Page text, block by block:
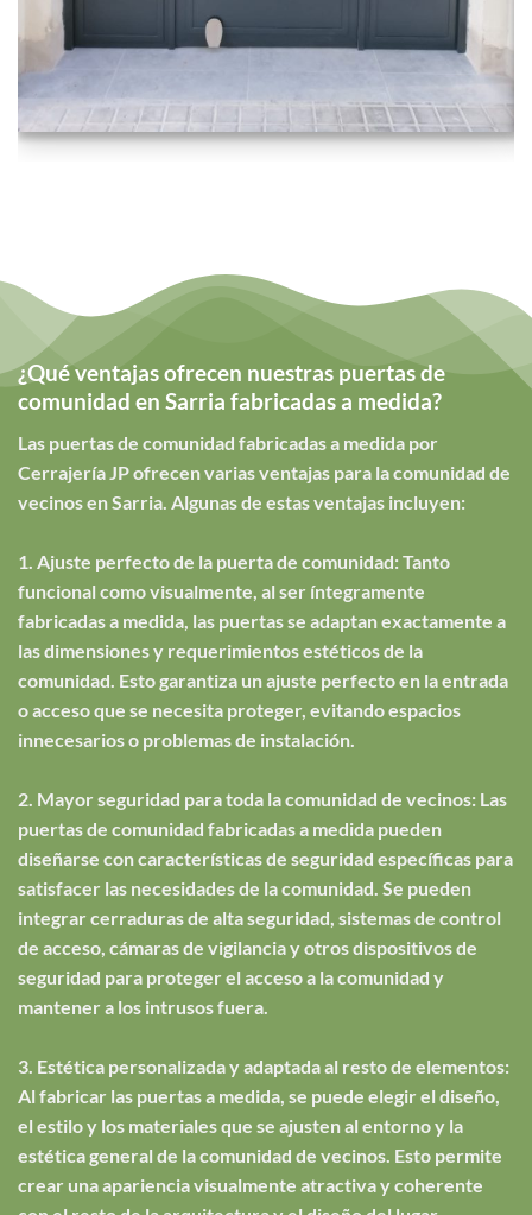
¿Qué ventajas ofrecen nuestras puertas de
comunidad en Sarria fabricadas a medida?
Las puertas de comunidad fabricadas a medida por
Cerrajería JP ofrecen varias ventajas para la comunidad de
vecinos en Sarria. Algunas de estas ventajas incluyen:
1. Ajuste perfecto de la puerta de comunidad: Tanto
funcional como visualmente, al ser íntegramente
fabricadas a medida, las puertas se adaptan exactamente a
las dimensiones y requerimientos estéticos de la
comunidad. Esto garantiza un ajuste perfecto en la entrada
o acceso que se necesita proteger, evitando espacios
innecesarios o problemas de instalación.
2. Mayor seguridad para toda la comunidad de vecinos: Las
puertas de comunidad fabricadas a medida pueden
diseñarse con características de seguridad específicas para
satisfacer las necesidades de la comunidad. Se pueden
integrar cerraduras de alta seguridad, sistemas de control
de acceso, cámaras de vigilancia y otros dispositivos de
seguridad para proteger el acceso a la comunidad y
mantener a los intrusos fuera.
3. Estética personalizada y adaptada al resto de elementos:
Al fabricar las puertas a medida, se puede elegir el diseño,
el estilo y los materiales que se ajusten al entorno y la
estética general de la comunidad de vecinos. Esto permite
crear una apariencia visualmente atractiva y coherente